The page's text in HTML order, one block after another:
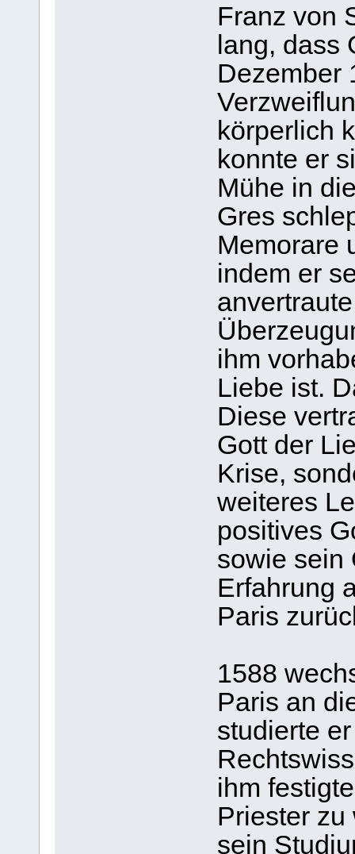
Franz von
lang, dass
Dezember
körperlich
konnte er
Mühe in
Gres
Memorare
indem er
ihm
Liebe ist.
Diese
Gott der
Krise,
weiteres
positives
sowie sein
Erfahrung
Paris
1588
Paris an
studierte
ihm
Priester zu
sein